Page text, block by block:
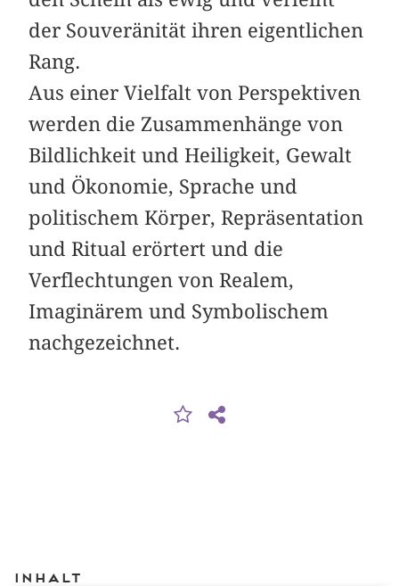
der Souveränität ihren eigentlichen
Rang.
Aus einer Vielfalt von Perspektiven
werden die Zusammenhänge von
Bildlichkeit und Heiligkeit, Gewalt
und Ökonomie, Sprache und
politischem Körper, Repräsentation
und Ritual erörtert und die
Verflechtungen von Realem,
Imaginärem und Symbolischem
nachgezeichnet.
Inhalt